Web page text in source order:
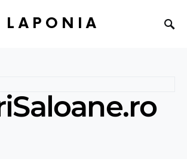
LAPONIA